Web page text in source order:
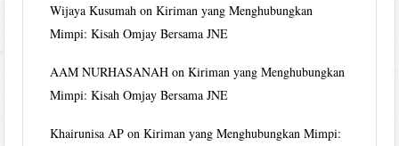
Wijaya Kusumah onKiriman yang Menghubungkan
Mimpi: Kisah Omjay Bersama JNE
AAM NURHASANAH onKiriman yang Menghubungkan
Mimpi: Kisah Omjay Bersama JNE
Khairunisa AP onKiriman yang Menghubungkan Mimpi: